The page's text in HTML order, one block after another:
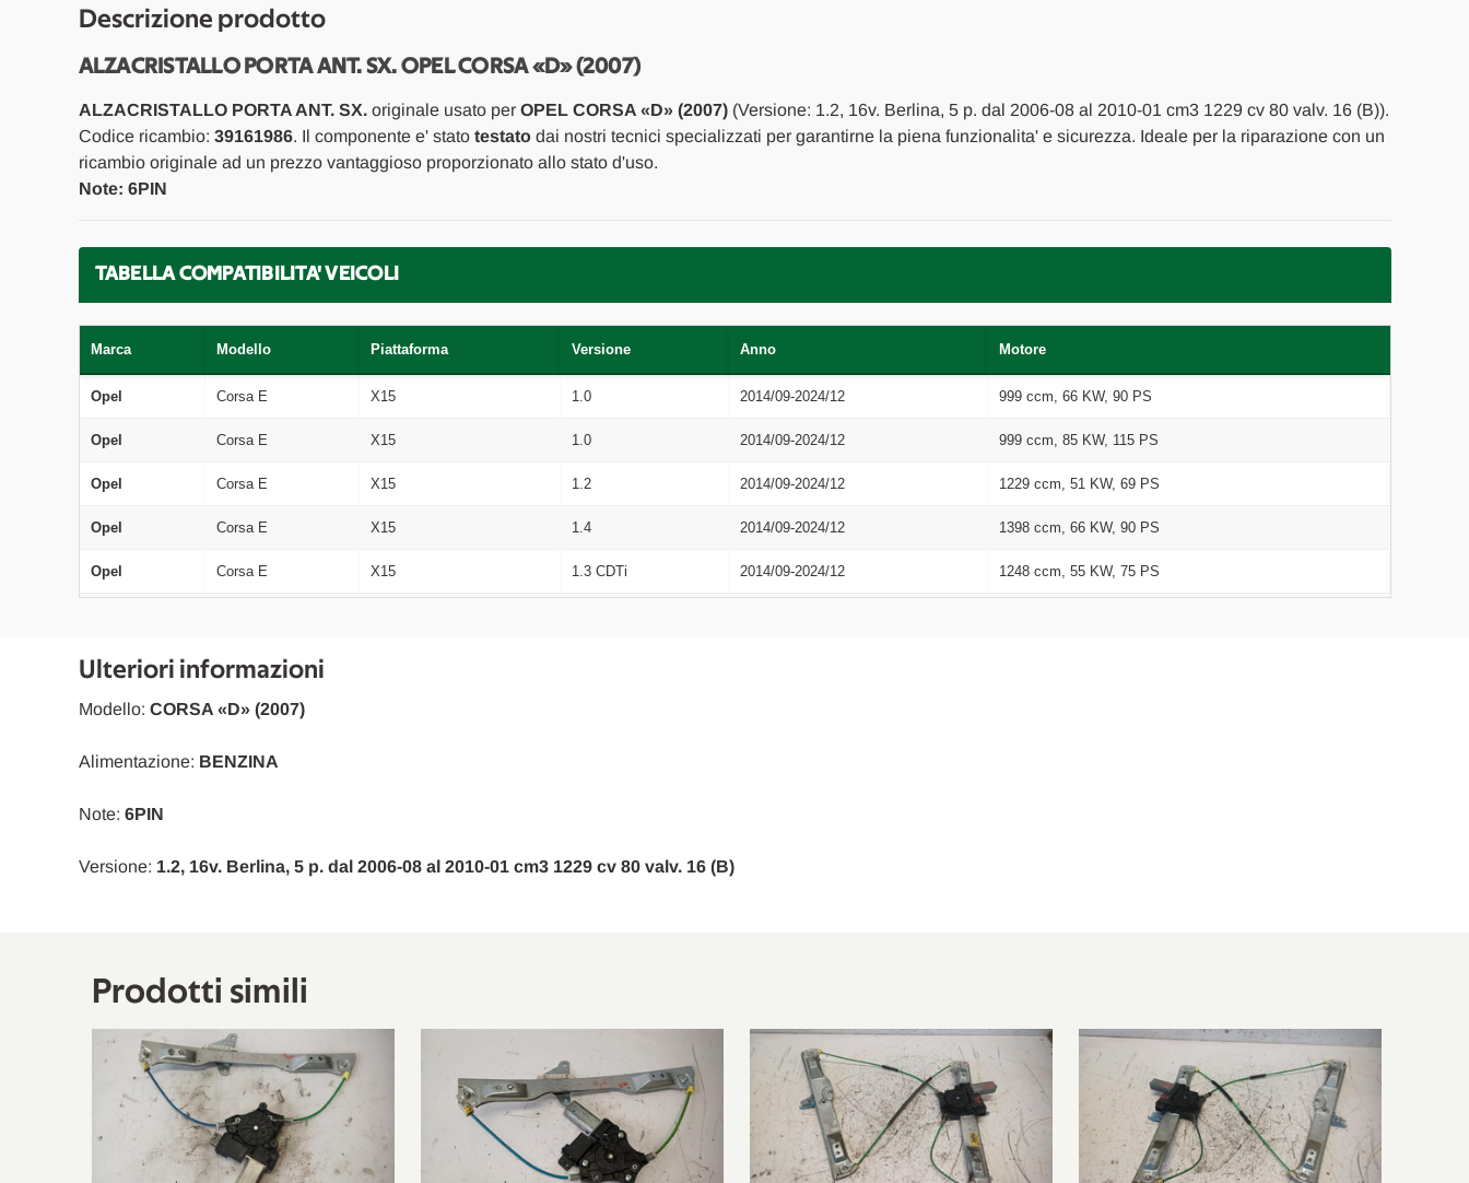
2006
A
2010
[[262450]]
2006
A
2010
[[262450]]
Descrizione prodotto
ALZACRISTALLO PORTA ANT. SX. OPEL CORSA «D» (2007)
ALZACRISTALLO PORTA ANT. SX.originale usato per OPEL CORSA «D» (2007)(Versione: 1.2, 16v. Berlina, 5 p. dal 2006-08 al 2010-01 cm3 1229 cv 80 valv. 16 (B)).
Codice ricambio: 39161986. Il componente e' stato testatodai nostri tecnici specializzati per garantirne la piena funzionalita' e sicurezza. Ideale per la riparazione con un
ricambio originale ad un prezzo vantaggioso proporzionato allo stato d'uso.
Note: 6PIN
TABELLA COMPATIBILITA' VEICOLI
Marca Modello Piattaforma Versione Anno Motore
Opel Corsa E X15 1.0 2014/09-2024/12 999 ccm, 66 KW, 90 PS
Opel Corsa E X15 1.0 2014/09-2024/12 999 ccm, 85 KW, 115 PS
Opel Corsa E X15 1.2 2014/09-2024/12 1229 ccm, 51 KW, 69 PS
Opel Corsa E X15 1.4 2014/09-2024/12 1398 ccm, 66 KW, 90 PS
Opel Corsa E X15 1.3 CDTi 2014/09-2024/12 1248 ccm, 55 KW, 75 PS
Opel
Opel Corsa E
Ulteriori informazioni
Modello: CORSA «D» (2007)
Versione: 1.2, 16v. Berlina, 5 p. dal 2006-08 al 2010-01 cm3 1229 cv 80 valv. 16 (B)
Alimentazione: BENZINA
Note: 6PIN
Prodotti simili